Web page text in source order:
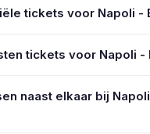
tickets voor Napoli -
tickets voor Napoli -
naast elkaar bij